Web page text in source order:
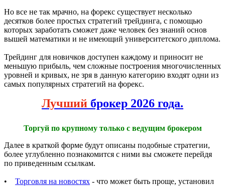
Но все не так мрачно, на форекс существует несколько
десятков более простых стратегий трейдинга, с помощью
которых заработать сможет даже человек без знаний основ
вышей математики и не имеющий университетского диплома.
Трейдинг для новичков доступен каждому и приносит не
меньшую прибыль, чем сложные построения многочисленных
уровней и кривых, не зря в данную категорию входят одни из
самых популярных стратегий на форекс.
Лучший брокер 2026 года.
Торгуй по крупному только с ведущим брокером
Далее в краткой форме будут описаны подобные стратегии,
более углубленно познакомится с ними вы сможете перейдя
по приведенным ссылкам.
• Торговля на новостях - что может быть проще, установил